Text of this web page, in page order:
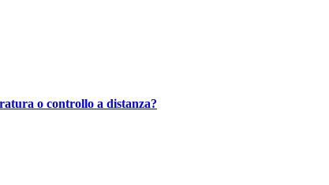
o controllo a distanza?